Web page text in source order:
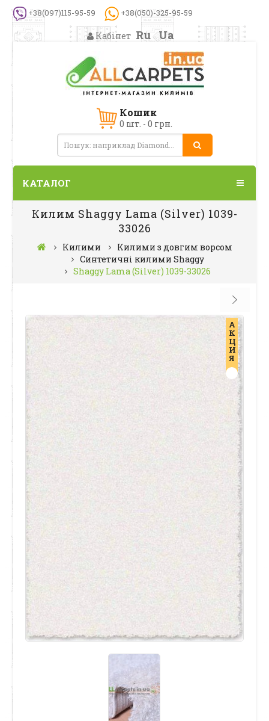
+38(097)115-95-59 +38(050)-325-95-59
Кабінет Ru Ua
Кошик
0 шт. - 0 грн.
КАТАЛОГ
Килим Shaggy Lama (Silver) 1039-
33026
Килими
Килими з довгим ворсом
Синтетичні килими Shaggy
Shaggy Lama (Silver) 1039-33026
А
К
Ц
И
Я